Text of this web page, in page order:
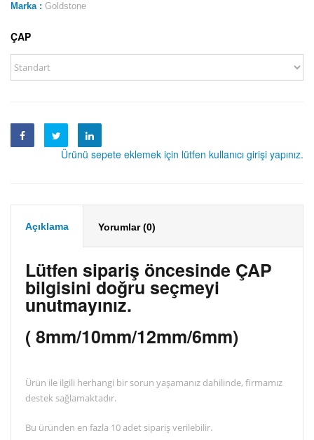
Marka : Goldstone
ÇAP
Ürünü sepete eklemek için lütfen kullanıcı girişi yapınız.
Açıklama Yorumlar (0)
Lütfen sipariş öncesinde ÇAP
bilgisini doğru seçmeyi
unutmayınız.
( 8mm/10mm/12mm/6mm)
Ürün ile ilgili herhangi bir sorun yaşamanız dahilinde, firmamız
destek sağlamaktadır.
Bu üründen en fazla 10 adet sipariş verilebilir.